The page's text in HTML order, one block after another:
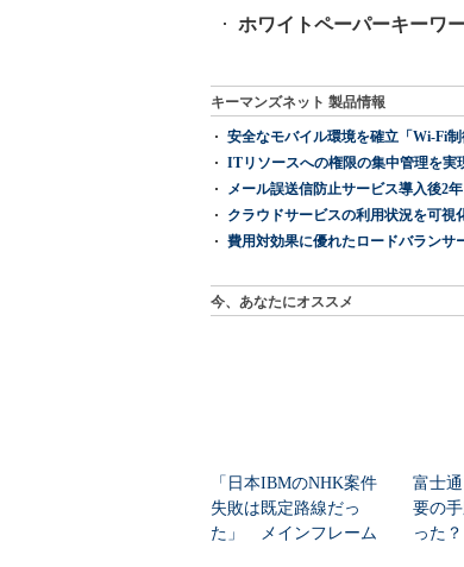
ホワイトペーパーキーワ
キーマンズネット 製品情報
安全なモバイル環境を確立「Wi-Fi制
ITリソースへの権限の集中管理を実
メール誤送信防止サービス導入後2
クラウドサービスの利用状況を可視
費用対効果に優れたロードバランサ
今、あなたにオススメ
「日本IBMのNHK案件
失敗は既定路線だっ
た」 メインフレーム
富士
要の
った